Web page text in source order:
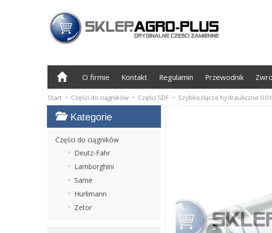
O firmie Kontakt Regulamin Przewodnik
Start Części do ciągników Części SDF Szybkozłącze hydrauliczne
Kategorie
Części do ciągników
Deutz-Fahr
Lamborghini
Same
Hurlimann
Zetor